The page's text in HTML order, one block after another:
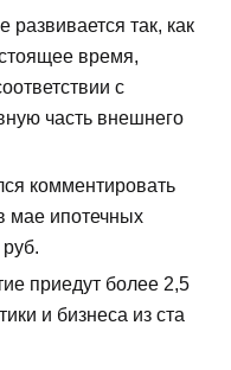
развивается так, как
время,
с
часть внешнего
комментировать
мае ипотечных
приедут более 2,5
и бизнеса из ста